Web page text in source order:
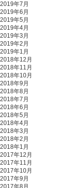
2019年7月
2019年6月
2019年5月
2019年4月
2019年3月
2019年2月
2019年1月
2018年12月
2018年11月
2018年10月
2018年9月
2018年8月
2018年7月
2018年6月
2018年5月
2018年4月
2018年3月
2018年2月
2018年1月
2017年12月
2017年11月
2017年10月
2017年9月
2017年8月